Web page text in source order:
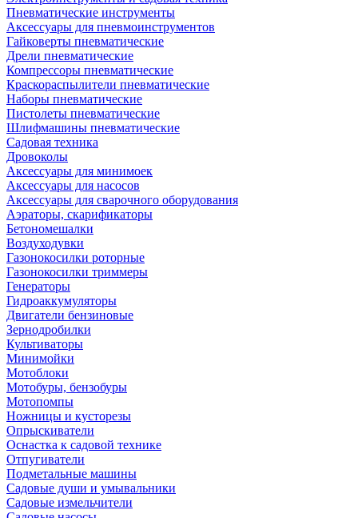
Пневматические инструменты
Аксессуары для пневмоинструментов
Гайковерты пневматические
Дрели пневматические
Компрессоры пневматические
Краскораспылители пневматические
Наборы пневматические
Пистолеты пневматические
Шлифмашины пневматические
Садовая техника
Дровоколы
Аксессуары для минимоек
Аксессуары для насосов
Аксессуары для сварочного оборудования
Аэраторы, скарификаторы
Бетономешалки
Воздуходувки
Газонокосилки роторные
Газонокосилки триммеры
Генераторы
Гидроаккумуляторы
Двигатели бензиновые
Зернодробилки
Культиваторы
Минимойки
Мотоблоки
Мотобуры, бензобуры
Мотопомпы
Ножницы и кусторезы
Опрыскиватели
Оснастка к садовой технике
Отпугиватели
Подметальные машины
Садовые души и умывальники
Садовые измельчители